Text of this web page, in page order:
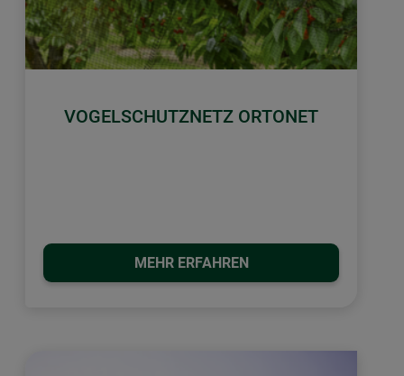
VOGELSCHUTZNETZ ORTONET
MEHR ERFAHREN